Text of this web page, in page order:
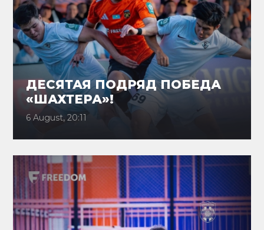
ДЕСЯТАЯ ПОДРЯД ПОБЕДА
«ШАХТЕРА»!
6 August, 20:11